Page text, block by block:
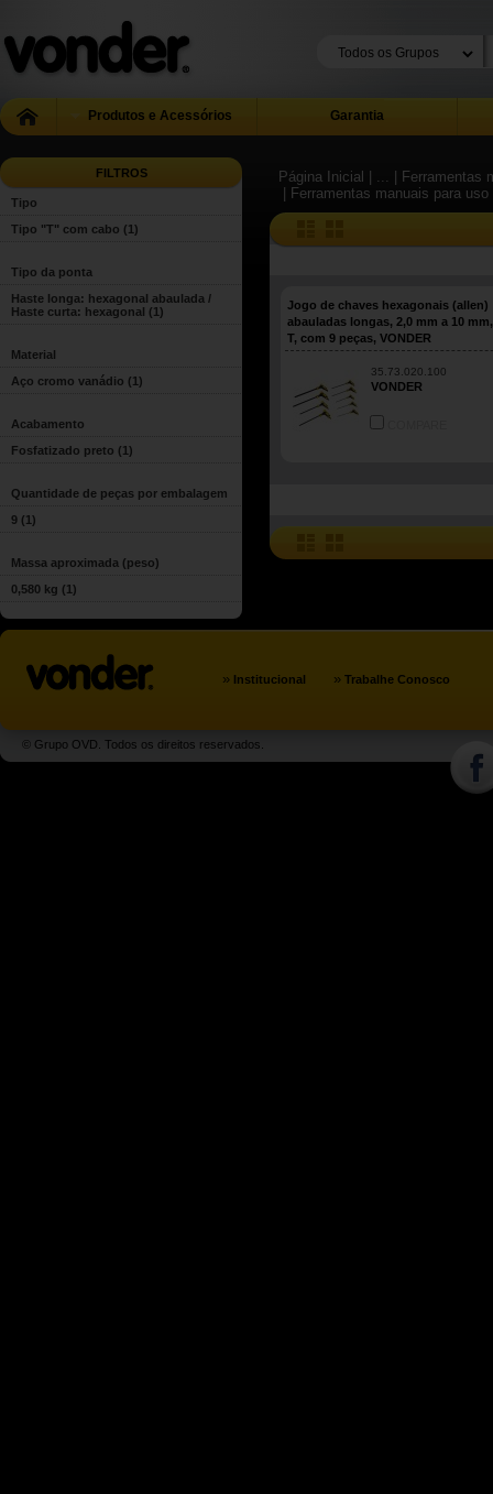
Produtos e Acessórios Garantia
FILTROS
Tipo
Tipo "T" com cabo (1)
Tipo da ponta
Haste longa: hexagonal abaulada /
Haste curta: hexagonal (1)
Material
Aço cromo vanádio (1)
Acabamento
Fosfatizado preto (1)
Quantidade de peças por embalagem
9 (1)
Massa aproximada (peso)
0,580 kg (1)
Página Inicial | ...
|
| Ferramentas manuais para uso
Jogo de chaves hexagonais (allen)
abauladas longas, 2,0 mm a 10
T, com 9 peças, VONDER
35.73.020.100
VONDER
» Institucional » Trabalhe Conosco
© Grupo OVD. Todos os direitos reservados.